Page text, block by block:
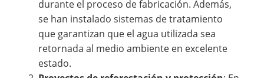
durante el proceso de fabricación. Además,
se han instalado sistemas de tratamiento
que garantizan que el agua utilizada sea
retornada al medio ambiente en excelente
estado.